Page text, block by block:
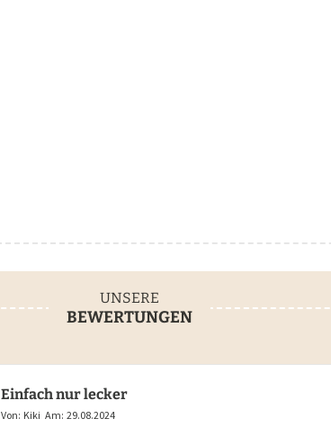
UNSERE
BEWERTUNGEN
Einfach nur lecker
Von: Kiki Am: 29.08.2024